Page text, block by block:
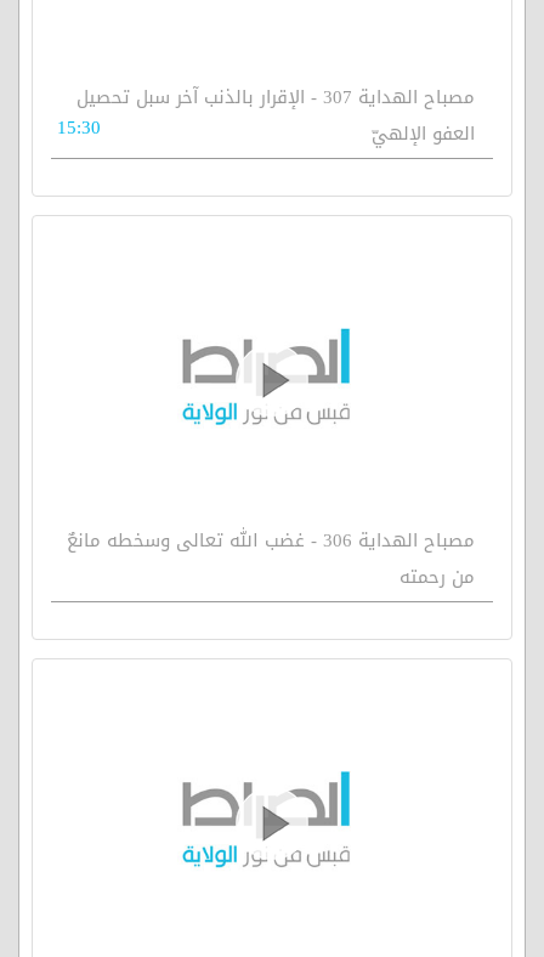
مصباح الهداية 307 - الإقرار بالذنب آخر سبل تحصيل
العفو الإلهيّ
15:30
مصباح الهداية 306 - غضب الله تعالى وسخطه مانعٌ
من رحمته